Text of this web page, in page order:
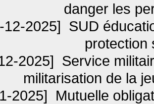
danger les
12-2025] SUD
protection
2025] Service
militarisation de la
2025]
Mutuelle